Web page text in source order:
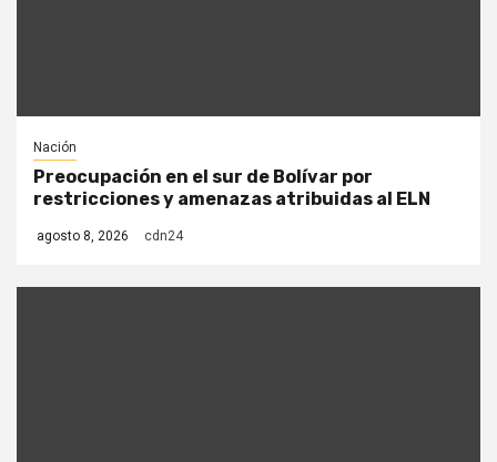
Nación
Preocupación en el sur de Bolívar por
restricciones y amenazas atribuidas al ELN
agosto 8, 2026 cdn24